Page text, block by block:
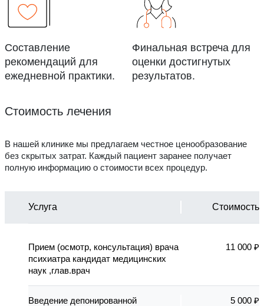
Составление
рекомендаций для
ежедневной практики.
Финальная встреча для
оценки достигнутых
результатов.
Стоимость лечения
В нашей клинике мы предлагаем честное ценообразование
без скрытых затрат. Каждый пациент заранее получает
полную информацию о стоимости всех процедур.
Услуга Стоимость
Прием (осмотр, консультация) врача
психиатра кандидат медицинских
наук ,глав.врач
11 000 ₽
Введение депонированной
5 000 ₽